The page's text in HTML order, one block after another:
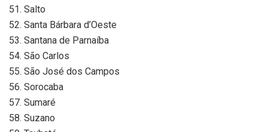
51. Salto
52. Santa Bárbara d’Oeste
53. Santana de Parnaíba
54. São Carlos
55. São José dos Campos
56. Sorocaba
57. Sumaré
58. Suzano